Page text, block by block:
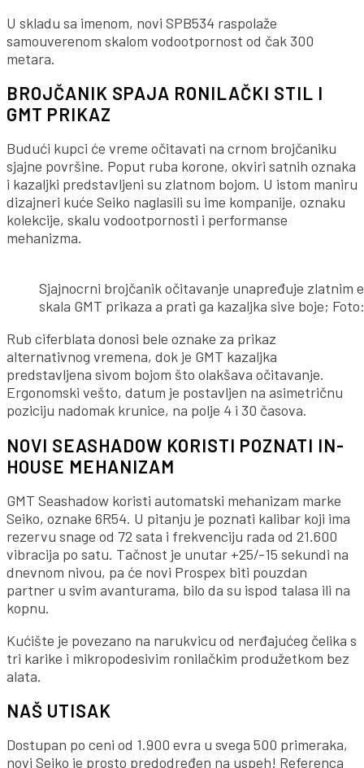
U skladu sa imenom, novi SPB534 raspolaže
samouverenom skalom vodootpornost od čak 300
metara.
BROJČANIK SPAJA RONILAČKI STIL I
GMT PRIKAZ
Budući kupci će vreme očitavati na crnom brojčaniku
sjajne površine. Poput ruba korone, okviri satnih oznaka
i kazaljki predstavljeni su zlatnom bojom. U istom maniru
dizajneri kuće Seiko naglasili su ime kompanije, oznaku
kolekcije, skalu vodootpornosti i performanse
mehanizma.
Sjajnocrni brojčanik očitavanje unapređuje zlatnim
skala GMT prikaza a prati ga kazaljka sive boje;
Rub ciferblata donosi bele oznake za prikaz
alternativnog vremena, dok je GMT kazaljka
predstavljena sivom bojom što olakšava očitavanje.
Ergonomski vešto, datum je postavljen na asimetričnu
poziciju nadomak krunice, na polje 4 i 30 časova.
NOVI SEASHADOW KORISTI POZNATI IN-
HOUSE MEHANIZAM
GMT Seashadow koristi automatski mehanizam marke
Seiko, oznake 6R54. U pitanju je poznati kalibar koji ima
rezervu snage od 72 sata i frekvenciju rada od 21.600
vibracija po satu. Tačnost je unutar +25/-15 sekundi na
dnevnom nivou, pa će novi Prospex biti pouzdan
partner u svim avanturama, bilo da su ispod talasa ili na
kopnu.
Kućište je povezano na narukvicu od nerđajućeg čelika s
tri karike i mikropodesivim ronilačkim produžetkom bez
alata.
NAŠ UTISAK
Dostupan po ceni od 1.900 evra u svega 500 primeraka,
novi Seiko je prosto predodređen na uspeh! Referenca